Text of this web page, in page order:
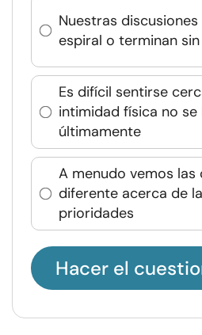
Nuestras
espiral o terminan
Es difícil sentirse
intimidad física no
últimamente
A menudo vemos las
diferente acerca de
prioridades
Hacer el